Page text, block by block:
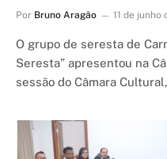
Por Bruno Aragão 11 de junho
O grupo de seresta de
Seresta” apresentou na
sessão do Câmara